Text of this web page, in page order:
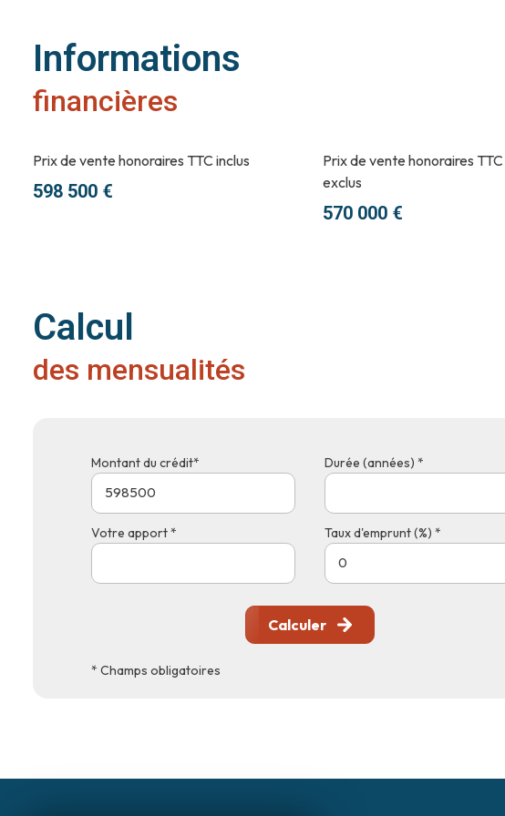
Informations
financières
Prix de vente honoraires TTC inclus
598 500 €
Prix de vente honoraires TTC
exclus
570 000 €
Calcul
des mensualités
Montant du crédit* Durée (années) *
Votre apport * Taux d'emprunt (%) *
Calculer
* Champs obligatoires